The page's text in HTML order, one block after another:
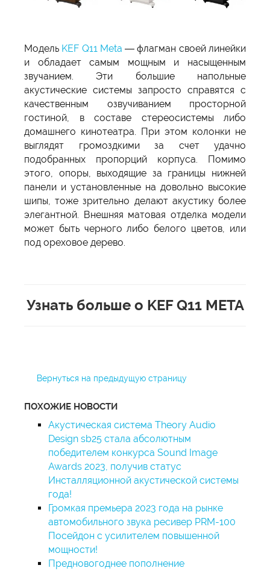
Модель KEF Q11 Meta — флагман своей линейки
и обладает самым мощным и насыщенным
звучанием. Эти большие напольные
акустические системы запросто справятся с
качественным озвучиванием просторной
гостиной, в составе стереосистемы либо
домашнего кинотеатра. При этом колонки не
выглядят громоздкими за счет удачно
подобранных пропорций корпуса. Помимо
этого, опоры, выходящие за границы нижней
панели и установленные на довольно высокие
шипы, тоже зрительно делают акустику более
элегантной. Внешняя матовая отделка модели
может быть черного либо белого цветов, или
под ореховое дерево.
Узнать больше о KEF Q11 META
Вернуться на предыдущую страницу
ПОХОЖИЕ НОВОСТИ
Акустическая система Theory Audio
Design sb25 стала абсолютным
победителем конкурса Sound Image
Awards 2023, получив статус
Инсталляционной акустической системы
года!
Громкая премьера 2023 года на рынке
автомобильного звука ресивер PRM-100
Посейдон с усилителем повышенной
мощности!
Предновогоднее пополнение